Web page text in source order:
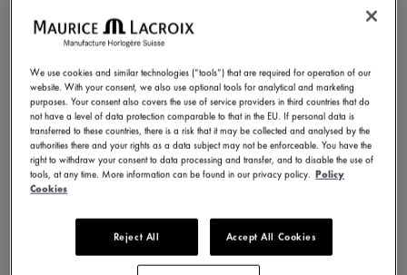
DÉCOUVRIR
We use cookies and similar technologies (“tools”) that are required for operation of our
website. With your consent, we also use optional tools for analytical and marketing
purposes. Your consent also covers the use of service providers in third countries that do
not have a level of data protection comparable to that in the EU. If personal data is
transferred to these countries, there is a risk that it may be collected and analysed by the
authorities there and your rights as a data subject may not be enforceable. You have the
right to withdraw your consent to data processing and transfer, and to disable the use of
tools, at any time. More information can be found in our privacy policy. Policy
Cookies
Reject All Accept All Cookies